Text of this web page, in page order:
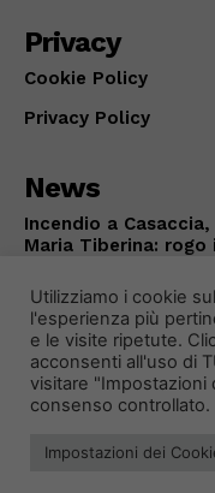
Privacy
Cookie Policy
Privacy Policy
News
Incendio a
Maria Tiberina:
©
Utilizziamo i cookie
l'esperienza più
e le visite ripetute.
acconsenti all'uso di
visitare "Impostazioni
consenso controllato.
Impostazioni dei